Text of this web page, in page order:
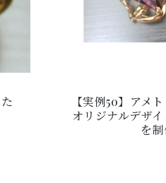
【実例50】アメ
オリジナルデザ
を